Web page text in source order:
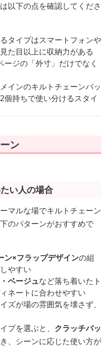
以下の点を確認してくださ
タイプはスマートフォンや
た目以上に収納力がある
ージの「外寸」だけでなく
メインのキルトチェーンバッ
持ちで使い分けるスタイ
ン
い人の場合
マルな場でキルトチェーン
のパターンがおすすめで
ン×フラップデザインの組
やすい
ベージュなど落ち着いたト
ネートに合わせやすい
ズが場の雰囲気を壊さず、
プを選ぶと、 クラッチバッ
、シーンに応じた使い方が